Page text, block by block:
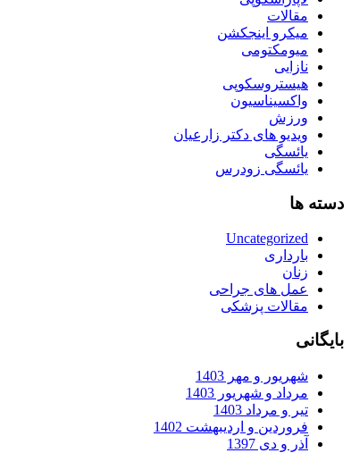
مقالات
میکرو اینجکشن
میومکتومی
نازایی
هیستروسکوپی
واکسیناسیون
ورزش
ویدیو های دکتر زارعیان
یائسگی
یائسگی زودرس
دسته ها
Uncategorized
بارداری
زنان
عمل های جراحی
مقالات پزشکی
بایگانی
شهریور و مهر 1403
مرداد و شهریور 1403
تیر و مرداد 1403
فروردین و اردیبهشت 1402
آذر و دی 1397